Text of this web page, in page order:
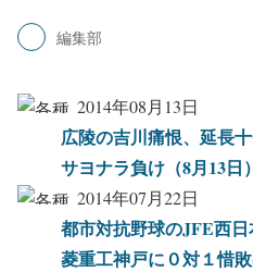
編集部
2014年08月13日
広陵の吉川痛恨、延長
サヨナラ負け（8月13日）
2014年07月22日
都市対抗野球のJFE西
菱重工神戸に０対１惜敗